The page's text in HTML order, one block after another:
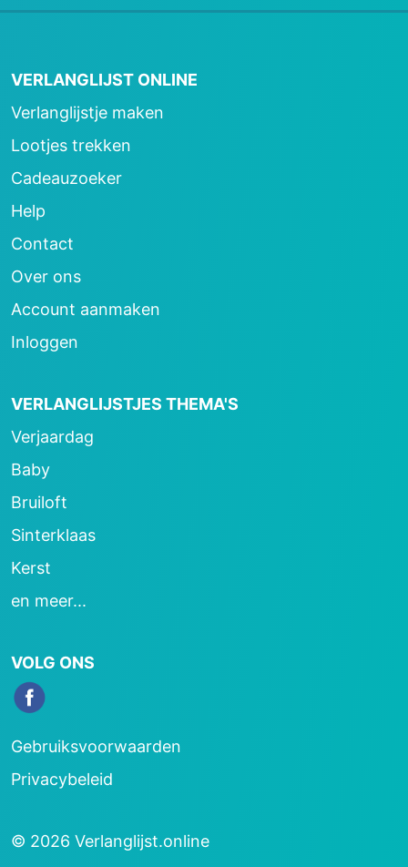
VERLANGLIJST ONLINE
Verlanglijstje maken
Lootjes trekken
Cadeauzoeker
Help
Contact
Over ons
Account aanmaken
Inloggen
VERLANGLIJSTJES THEMA'S
Verjaardag
Baby
Bruiloft
Sinterklaas
Kerst
en meer...
VOLG ONS
Gebruiksvoorwaarden
Privacybeleid
© 2026 Verlanglijst.online